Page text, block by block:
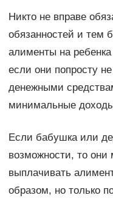
Никто не вправе
обязанностей и тем
алименты на
если они попросту
денежными
минимальные
Если бабушка или
возможности, то они
выплачивать
образом, но только